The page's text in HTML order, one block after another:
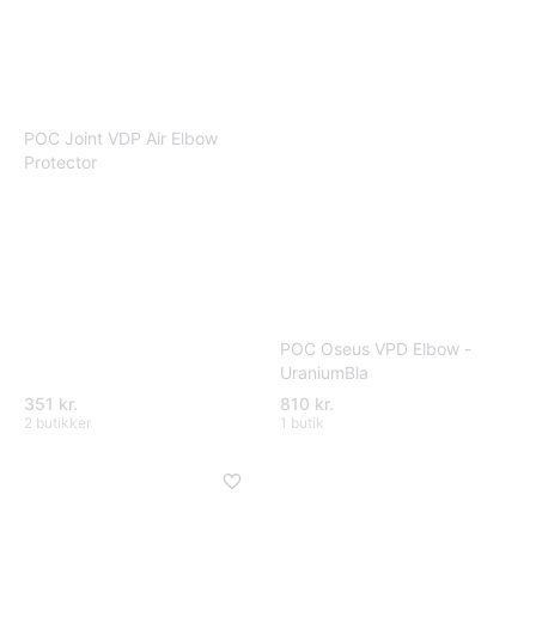
POC Joint VDP Air Elbow
Protector
351 kr.
2 butikker
POC Oseus VPD Elbow -
UraniumBla
810 kr.
1 butik